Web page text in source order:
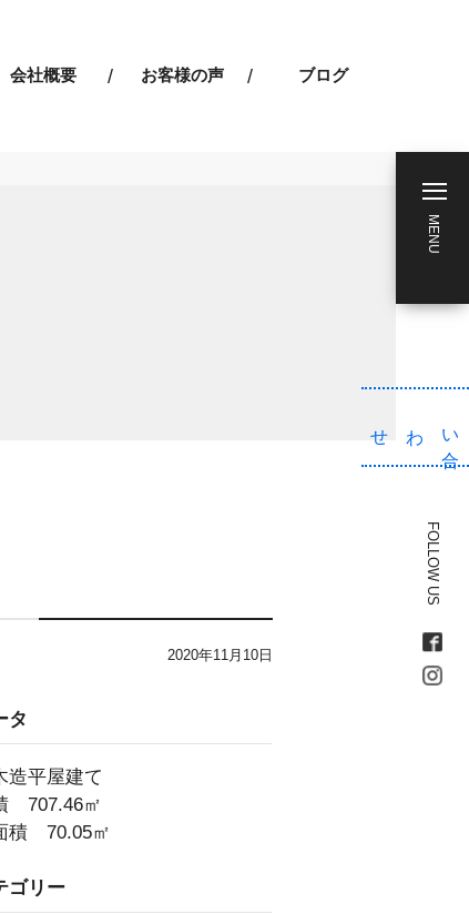
会社概要 お客様の声 ブログ
2020年11月10日
タ
平屋建て
707.46㎡
積 70.05㎡
ゴリー
MENU
わせ
FOLLOW US